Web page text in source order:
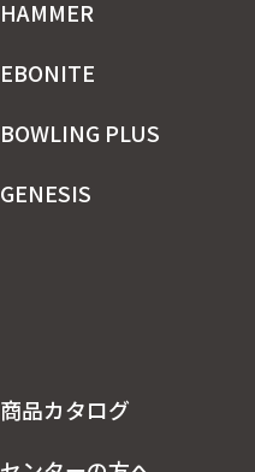
HAMMER
EBONITE
BOWLING PLUS
GENESIS
商品カタログ